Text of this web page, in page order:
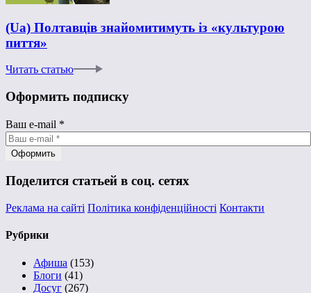
(Ua) Полтавців знайомитимуть із «культурою
пиття»
Читать статью
Оформить подписку
Ваш e-mail *
Поделится статьей в соц. сетях
Реклама на сайті Політика конфіденційності Контакти
Рубрики
Афиша (153)
Блоги (41)
Досуг (267)